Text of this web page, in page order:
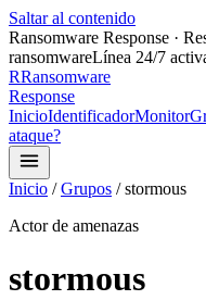
Saltar al contenido
Ransomware Response ·
ransomwareLínea 24/7
RRansomware
Response
InicioIdentificadorMonitor
ataque?
Inicio / Grupos /stormous
Actor de amenazas
stormous